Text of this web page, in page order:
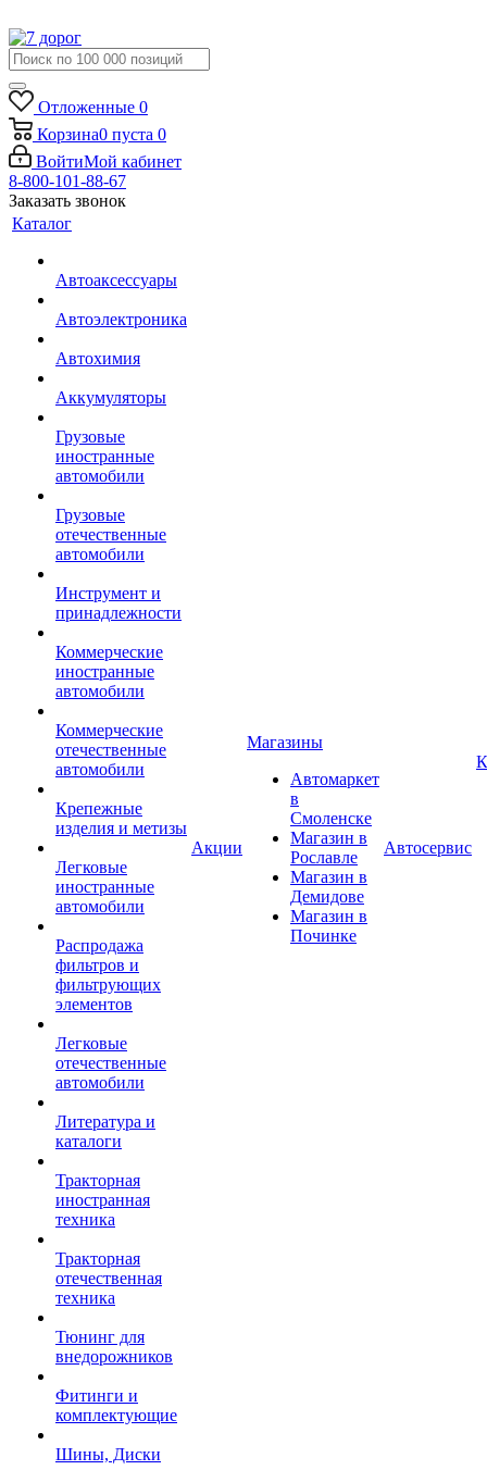
Отложенные 0
Корзина0 пуста 0
ВойтиМой кабинет
8-800-101-88-67
Заказать звонок
Каталог
Автоаксессуары
Автоэлектроника
Автохимия
Аккумуляторы
Грузовые
иностранные
автомобили
Грузовые
отечественные
автомобили
Инструмент и
принадлежности
Коммерческие
иностранные
автомобили
Коммерческие
отечественные
автомобили
Крепежные
изделия и метизы
Легковые
иностранные
автомобили
Распродажа
фильтров и
фильтрующих
элементов
Легковые
отечественные
автомобили
Литература и
каталоги
Тракторная
иностранная
техника
Тракторная
отечественная
техника
Тюнинг для
внедорожников
Фитинги и
комплектующие
Шины, Диски
Акции
Магазины
Автомаркет
в
Смоленске
Магазин в
Рославле
Магазин в
Демидове
Магазин в
Починке
Автосервис